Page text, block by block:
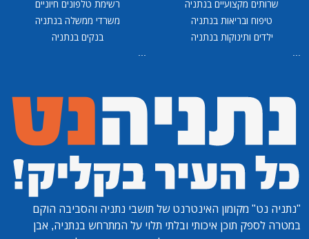
שרותים מקצועיים בנתניה
טיפוח ובריאות בנתניה
ילדים ותינוקות בנתניה
...
רשימת טלפונים חיוניים
משרדי ממשלה בנתניה
בנקים בנתניה
...
"נתניה נט" מקומון האינטרנט של תושבי נתניה והסביבה הוקם
במטרה לספק תוכן איכותי ובלתי תלוי על המתרחש בנתניה, אבן